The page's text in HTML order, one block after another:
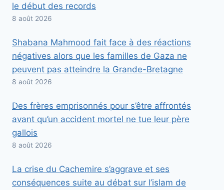
le début des records
8 août 2026
Shabana Mahmood fait face à des réactions
négatives alors que les familles de Gaza ne
peuvent pas atteindre la Grande-Bretagne
8 août 2026
Des frères emprisonnés pour s’être affrontés
avant qu’un accident mortel ne tue leur père
gallois
8 août 2026
La crise du Cachemire s’aggrave et ses
conséquences suite au débat sur l’islam de